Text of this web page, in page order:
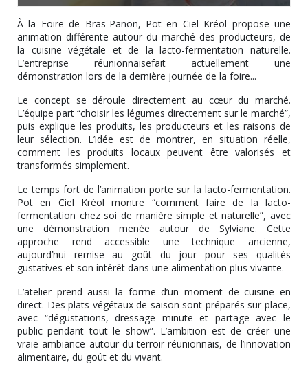
À la Foire de Bras-Panon, Pot en Ciel Kréol propose une
animation différente autour du marché des producteurs, de
la cuisine végétale et de la lacto-fermentation naturelle.
L’entreprise réunionnaisefait actuellement une
démonstration lors de la dernière journée de la foire...
Le concept se déroule directement au cœur du marché.
L’équipe part “choisir les légumes directement sur le marché”,
puis explique les produits, les producteurs et les raisons de
leur sélection. L’idée est de montrer, en situation réelle,
comment les produits locaux peuvent être valorisés et
transformés simplement.
Le temps fort de l’animation porte sur la lacto-fermentation.
Pot en Ciel Kréol montre “comment faire de la lacto-
fermentation chez soi de manière simple et naturelle”, avec
une démonstration menée autour de Sylviane. Cette
approche rend accessible une technique ancienne,
aujourd’hui remise au goût du jour pour ses qualités
gustatives et son intérêt dans une alimentation plus vivante.
L’atelier prend aussi la forme d’un moment de cuisine en
direct. Des plats végétaux de saison sont préparés sur place,
avec “dégustations, dressage minute et partage avec le
public pendant tout le show”. L’ambition est de créer une
vraie ambiance autour du terroir réunionnais, de l’innovation
alimentaire, du goût et du vivant.